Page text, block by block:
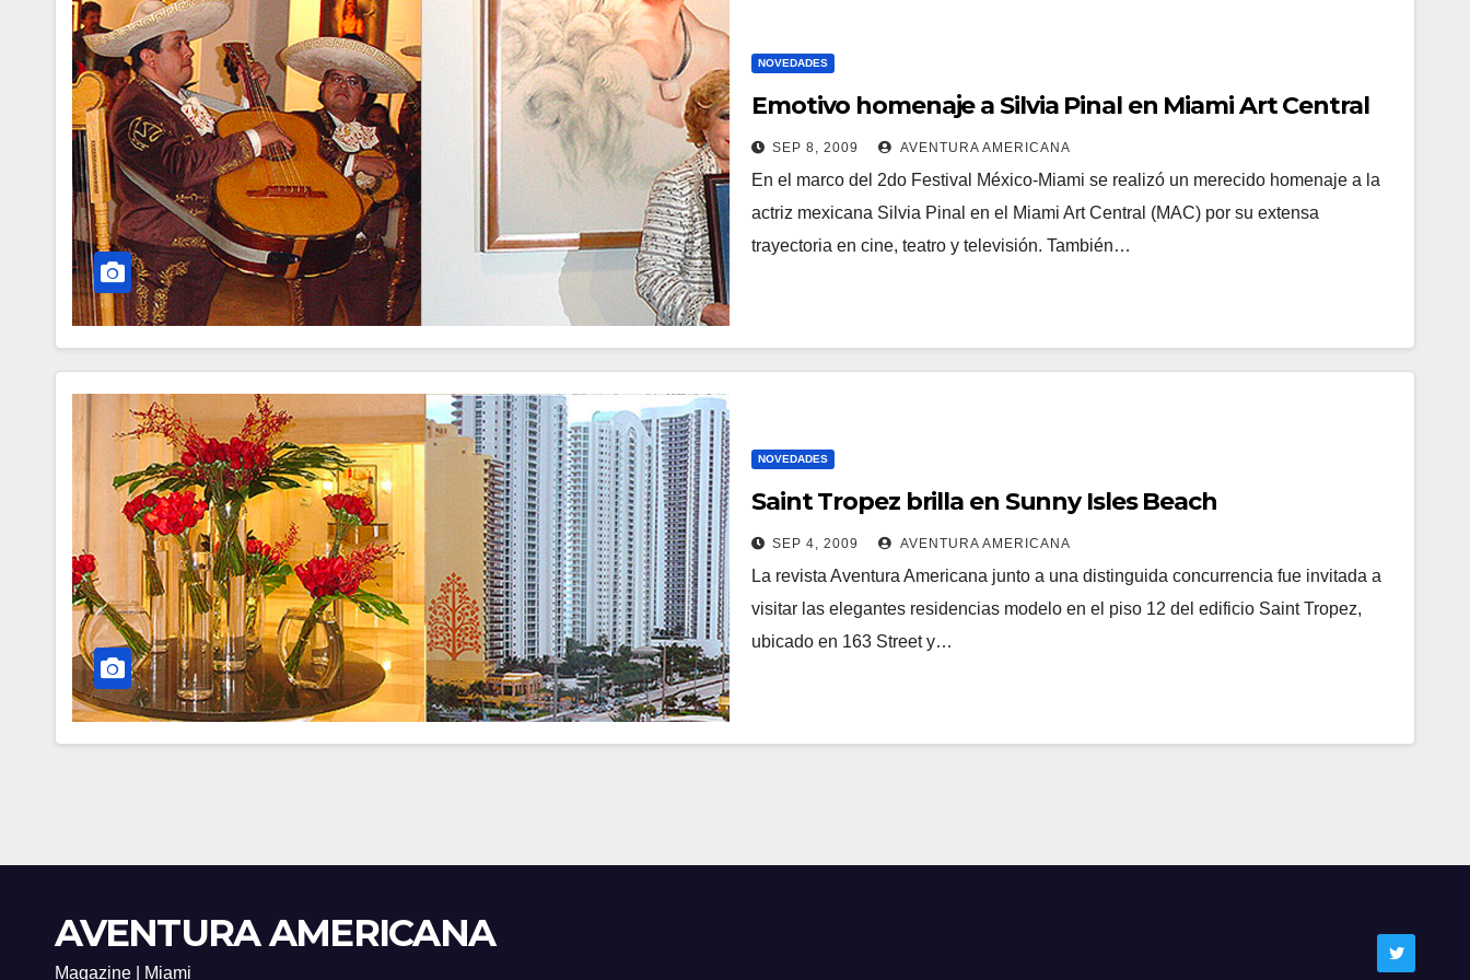
NOVEDADES
Emotivo homenaje a Silvia Pinal en Miami Art Central
SEP 8, 2009 AVENTURA AMERICANA
En el marco del 2do Festival México-Miami se realizó un merecido homenaje a la
actriz mexicana Silvia Pinal en el Miami Art Central (MAC) por su extensa
trayectoria en cine, teatro y televisión. También…
NOVEDADES
Saint Tropez brilla en Sunny Isles Beach
SEP 4, 2009 AVENTURA AMERICANA
La revista Aventura Americana junto a una distinguida concurrencia fue invitada a
visitar las elegantes residencias modelo en el piso 12 del edificio Saint Tropez,
ubicado en 163 Street y…
AVENTURA AMERICANA
Magazine | Miami